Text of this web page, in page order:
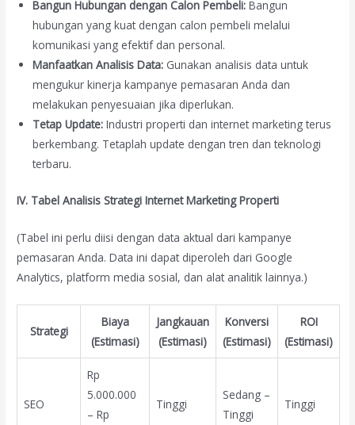
Bangun Hubungan dengan Calon Pembeli: Bangun
hubungan yang kuat dengan calon pembeli melalui
komunikasi yang efektif dan personal.
Manfaatkan Analisis Data: Gunakan analisis data untuk
mengukur kinerja kampanye pemasaran Anda dan
melakukan penyesuaian jika diperlukan.
Tetap Update: Industri properti dan internet marketing terus
berkembang. Tetaplah update dengan tren dan teknologi
terbaru.
IV. Tabel Analisis Strategi Internet Marketing Properti
(Tabel ini perlu diisi dengan data aktual dari kampanye
pemasaran Anda. Data ini dapat diperoleh dari Google
Analytics, platform media sosial, dan alat analitik lainnya.)
Strategi
Biaya
(Estimasi)
Jangkauan
(Estimasi)
Konversi
(Estimasi)
ROI
(Estimasi)
SEO
Rp
5.000.000
– Rp
Tinggi
Sedang –
Tinggi
Tinggi